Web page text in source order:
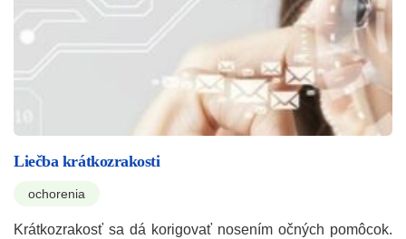
Liečba krátkozrakosti
ochorenia
Krátkozrakosť sa dá korigovať nosením očných pomôcok.